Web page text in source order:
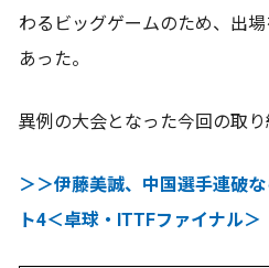
わるビッグゲームのため、出
あった。
異例の大会となった今回の取り
＞＞伊藤美誠、中国選手連破
ト4＜卓球・ITTFファイナル＞